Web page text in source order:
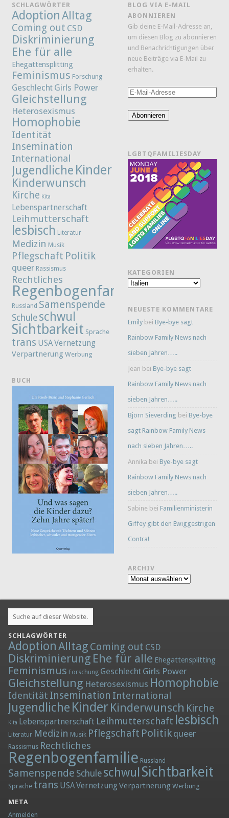
SCHLAGWÖRTER
AdoptionAlltag
Coming out CSD
Diskriminierung
Ehe für alle
Ehegattensplitting
Feminismus Forschung
Geschlecht Girls Power
Gleichstellung
Heterosexismus
Homophobie
Identität
Insemination
International
Jugendliche Kinder
Kinderwunsch
Kirche Kita
Lebenspartnerschaft
Leihmutterschaft
lesbisch Literatur
Medizin Musik
Pflegschaft Politik
queer Rassismus
Rechtliches
Regenbogenfamilie
Russland Samenspende
Schule schwul
Sichtbarkeit Sprache
trans USAVernetzung
Verpartnerung Werbung
BUCH
BLOG VIA E-MAIL
ABONNIEREN
Gib deine E-Mail-Adresse an,
um diesen Blog zu abonnieren
und Benachrichtigungen über
neue Beiträge via E-Mail zu
erhalten.
E-
Adresse
Abonnieren
LGBTQFAMILIESDAY
KATEGORIEN
Kategorien
NEUESTE KOMMENTARE
Emily bei Bye-bye sagt
Rainbow Family News nach
sieben Jahren…..
Jean bei Bye-bye sagt
Rainbow Family News nach
sieben Jahren…..
Björn Sieverding bei Bye-bye
sagt Rainbow Family News
nach sieben Jahren…..
Annika bei Bye-bye sagt
Rainbow Family News nach
sieben Jahren…..
Sabine bei Familienministerin
Giffey gibt den Ewiggestrigen
Contra!
ARCHIV
Archiv
SCHLAGWÖRTER
AdoptionAlltag Coming out CSD
Diskriminierung Ehe für alle Ehegattensplitting
Feminismus Forschung Geschlecht Girls Power
Gleichstellung Heterosexismus Homophobie
Identität Insemination International
Jugendliche Kinder Kinderwunsch Kirche
Kita Lebenspartnerschaft Leihmutterschaft lesbisch
Literatur Medizin Musik Pflegschaft Politik queer
Rassismus Rechtliches
Regenbogenfamilie Russland
Samenspende Schule schwul Sichtbarkeit
Sprache trans USAVernetzung Verpartnerung Werbung
META
Anmelden